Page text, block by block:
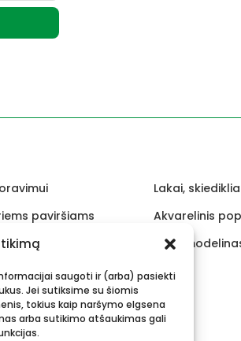
saugoti ir (arba) pasiekti
Jei sutiksime su šiomis
tokius kaip naršymo elgsena
arba sutikimo atšaukimas gali
Lakai,
paviršiams
Akvarelinis
ir skulptoriams
FIMO
ir biuro prekės
Vokai
Dovanų čekiai